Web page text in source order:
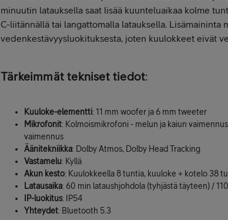
minuutin latauksella saat lisää kuunteluaikaa kolme
C-liitännällä tai langattomalla latauksella. Lisämaininta
vedenkestävyysluokituksesta, joten kuulokkeet eivät
Tärkeimmät tekniset tiedot:
Kuuloke-elementti: 11 mm woofer ja 6 mm tweeter
Mikrofonit: Kolmoismikrofoni - melun ja kaiun
vaimennus
Äänitekniikka: Dolby Atmos, Dolby Head Tracking
Vastamelu: Kyllä
Akun kesto: Kuulokkeella 8 tuntia, kuuloke + kotelo 38
Latausaika: 60 min lataushjohdola (tyhjästä täyteen) /
IP-luokitus: IP54
Yhteydet: Bluetooth 5.3